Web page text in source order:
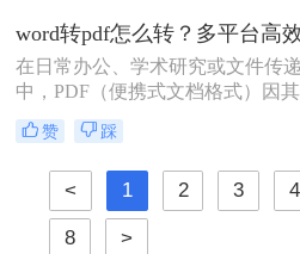
容的主要工具。因此，将Word文
美地转换为PDF，是一项几乎每
都会遇到的核心需求。
在日常办公、学术研究或文件传递
中，PDF（便携式文档格式）因
平台、格式固定、不易被篡改的特
性，已成为文件分发和归档的首选
式。而Microsoft Word作为最主流
档编辑工具，我们经常需要将其编
好的文档转换为PDF。无论是为
交作业、发送简历，还是发布报告
赞 踩
< 1 2 3 4
8 >